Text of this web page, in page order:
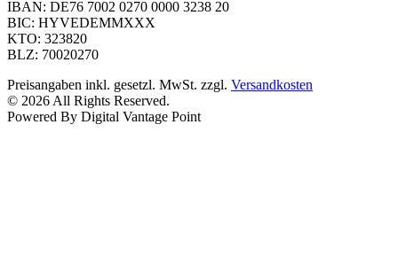
IBAN: DE76 7002 0270 0000 3238 20
BIC: HYVEDEMMXXX
KTO: 323820
BLZ: 70020270
Preisangaben inkl. gesetzl. MwSt. zzgl. Versandkosten
© 2026 All Rights Reserved.
Powered By Digital Vantage Point